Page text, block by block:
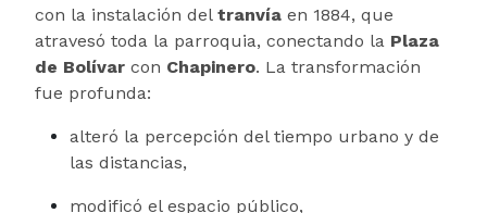
con la instalación del tranvía en 1884, que
atravesó toda la parroquia, conectando la Plaza
de Bolívar con Chapinero. La transformación
fue profunda:
alteró la percepción del tiempo urbano y de
las distancias,
modificó el espacio público,